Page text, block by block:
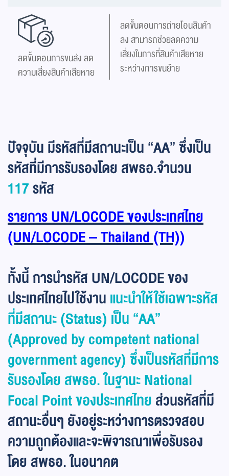
ลดขั้นตอนการขนส่ง ลด
ความเสี่ยงสินค้าเสียหาย
ลดขั้นตอนการถ่ายโอนสินค้า
ลง สามารถช่วยลดความ
เสี่ยงในการที่สินค้าเสียหาย
ระหว่างการขนย้าย
ปัจจุบัน มีรหัสที่มีสถานะเป็น “AA” ซึ่งเป็น
รหัสที่มีการรับรองโดย สพธอ.จำนวน
117รหัส
รายการ UN/LOCODE ของประเทศไทย
(UN/LOCODE – Thailand (TH))
ทั้งนี้ การนำรหัส UN/LOCODE ของ
ประเทศไทยไปใช้งานแนะนำให้ใช้เฉพาะรหัส
ที่มีสถานะ (Status) เป็น “AA”
(Approved by competent national
government agency) ซึ่งเป็นรหัสที่มีการ
รับรองโดย สพธอ. ในฐานะ National
Focal Point ของประเทศไทยส่วนรหัสที่มี
สถานะอื่นๆ ยังอยู่ระหว่างการตรวจสอบ
ความถูกต้องและจะพิจารณาเพื่อรับรอง
โดย สพธอ. ในอนาคต